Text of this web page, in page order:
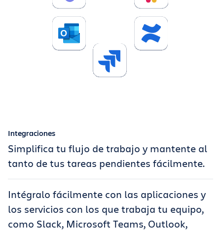
Integraciones
Simplifica tu flujo de trabajo y mantente al
tanto de tus tareas pendientes fácilmente.
Intégralo fácilmente con las aplicaciones y
los servicios con los que trabaja tu equipo,
como Slack, Microsoft Teams, Outlook,